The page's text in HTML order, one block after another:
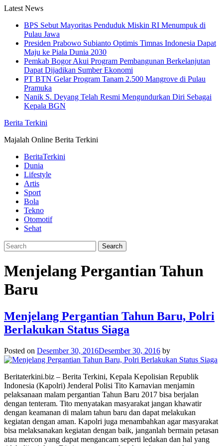
Skip
content
Latest News
BPS Sebut Mayoritas Penduduk Miskin RI Menumpuk di
Pulau Jawa
Presiden Prabowo Subianto Optimis Timnas Indonesia Dapat
Maju ke Piala Dunia 2030
Pemkab Bogor Akui Program Pembangunan Berkelanjutan
Dapat Dijadikan Sumber Ekonomi
PT BTN Gelar Program Tanam 2.500 Mangrove di Pulau
Pramuka
Nanik S. Deyang Telah Resmi Mengundurkan Diri Sebagai
Kepala BGN
Berita Terkini
Majalah Online Berita Terkini
BeritaTerkini
Dunia
Lifestyle
Artis
Sport
Bola
Tekno
Otomotif
Sehat
Menjelang Pergantian Tahun
Baru
Menjelang Pergantian Tahun Baru, Polri
Berlakukan Status Siaga
Posted on Desember 30, 2016Desember 30, 2016 by
Beritaterkini.biz – Berita Terkini, Kepala Kepolisian Republik
Indonesia (Kapolri) Jenderal Polisi Tito Karnavian menjamin
pelaksanaan malam pergantian Tahun Baru 2017 bisa berjalan
dengan tenteram. Tito menyatakan masyarakat jangan khawatir
dengan keamanan di malam tahun baru dan dapat melakukan
kegiatan dengan aman. Kapolri juga menambahkan agar masyarakat
bisa melaksanakan kegiatan dengan baik, janganlah bermain petasan
atau mercon yang dapat mengancam seperti ledakan dan hal yang